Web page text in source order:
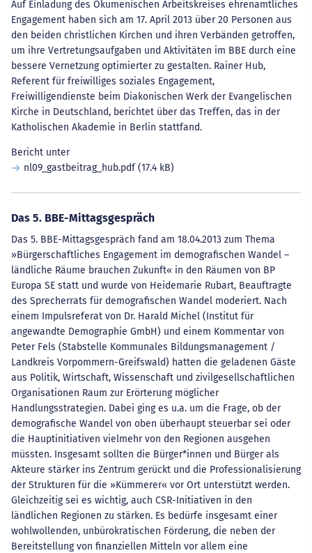
Auf Einladung des Ökumenischen Arbeitskreises ehrenamtliches
Engagement haben sich am 17. April 2013 über 20 Personen aus
den beiden christlichen Kirchen und ihren Verbänden getroffen,
um ihre Vertretungsaufgaben und Aktivitäten im BBE durch eine
bessere Vernetzung optimierter zu gestalten. Rainer Hub,
Referent für freiwilliges soziales Engagement,
Freiwilligendienste beim Diakonischen Werk der Evangelischen
Kirche in Deutschland, berichtet über das Treffen, das in der
Katholischen Akademie in Berlin stattfand.
Bericht unter
nl09_gastbeitrag_hub.pdf(17.4 kB)
Das 5. BBE-Mittagsgespräch
Das 5. BBE-Mittagsgespräch fand am 18.04.2013 zum Thema
»Bürgerschaftliches Engagement im demografischen Wandel –
ländliche Räume brauchen Zukunft« in den Räumen von BP
Europa SE statt und wurde von Heidemarie Rubart, Beauftragte
des Sprecherrats für demografischen Wandel moderiert. Nach
einem Impulsreferat von Dr. Harald Michel (Institut für
angewandte Demographie GmbH) und einem Kommentar von
Peter Fels (Stabstelle Kommunales Bildungsmanagement /
Landkreis Vorpommern-Greifswald) hatten die geladenen Gäste
aus Politik, Wirtschaft, Wissenschaft und zivilgesellschaftlichen
Organisationen Raum zur Erörterung möglicher
Handlungsstrategien. Dabei ging es u.a. um die Frage, ob der
demografische Wandel von oben überhaupt steuerbar sei oder
die Hauptinitiativen vielmehr von den Regionen ausgehen
müssten. Insgesamt sollten die Bürger*innen und Bürger als
Akteure stärker ins Zentrum gerückt und die Professionalisierung
der Strukturen für die »Kümmerer« vor Ort unterstützt werden.
Gleichzeitig sei es wichtig, auch CSR-Initiativen in den
ländlichen Regionen zu stärken. Es bedürfe insgesamt einer
wohlwollenden, unbürokratischen Förderung, die neben der
Bereitstellung von finanziellen Mitteln vor allem eine